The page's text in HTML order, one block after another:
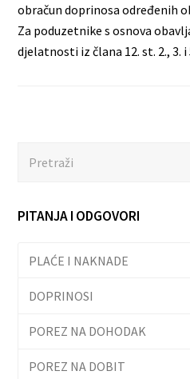
obračun doprinosa određenih
Za poduzetnike s osnova
djelatnosti iz člana 12. st. 2., 3.
PITANJA I ODGOVORI
PLAĆE I NAKNADE
DOPRINOSI
POREZ NA DOHODAK
POREZ NA DOBIT